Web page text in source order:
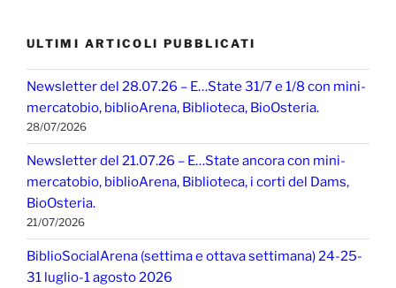
ULTIMI ARTICOLI PUBBLICATI
Newsletter del 28.07.26 – E…State 31/7 e 1/8 con mini-
mercatobio, biblioArena, Biblioteca, BioOsteria.
28/07/2026
Newsletter del 21.07.26 – E…State ancora con mini-
mercatobio, biblioArena, Biblioteca, i corti del Dams,
BioOsteria.
21/07/2026
BiblioSocialArena (settima e ottava settimana) 24-25-
31 luglio-1 agosto 2026